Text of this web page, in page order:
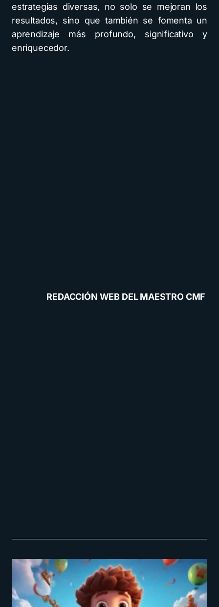
estrategias diversas, no solo se mejoran los
resultados, sino que también se fomenta un
aprendizaje más profundo, significativo y
enriquecedor.
REDACCIÓN WEB DEL MAESTRO CMF